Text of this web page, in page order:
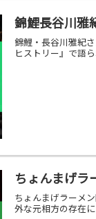
錦鯉長谷川雅
錦鯉・長谷川雅紀
ヒストリー』で語
ちょんまげラ
ちょんまげラーメ
外な元相方の存在